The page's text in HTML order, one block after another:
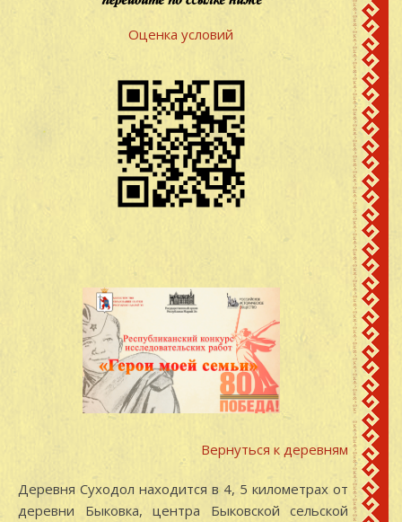
Оценка условий
Вернуться к деревням
Деревня Суходол находится в 4, 5 километрах от
деревни Быковка, центра Быковской сельской